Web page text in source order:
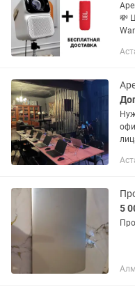
💸
(с
офиса? Работаем
5